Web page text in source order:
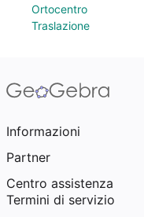
Ortocentro
Traslazione
Informazioni
Partner
Centro assistenza
Termini di servizio